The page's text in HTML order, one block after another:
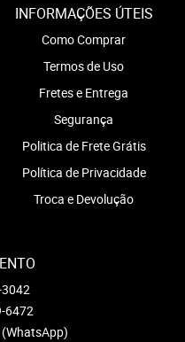
INFORMAÇÕES ÚTEIS
Como Comprar
Termos de Uso
Fretes e Entrega
Segurança
Politica de Frete Grátis
Política de Privacidade
Troca e Devolução
6472
(WhatsApp)